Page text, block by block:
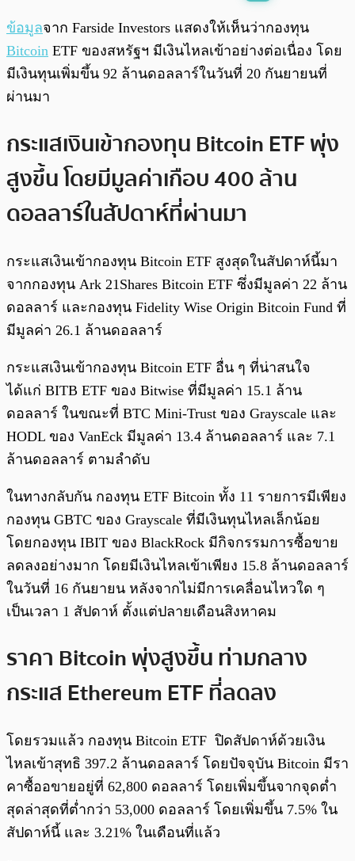
ข้อมูลจาก Farside Investors แสดงให้เห็นว่ากองทุน
Bitcoin ETF ของสหรัฐฯ มีเงินไหลเข้าอย่างต่อเนื่อง โดย
มีเงินทุนเพิ่มขึ้น 92 ล้านดอลลาร์ในวันที่ 20 กันยายนที่
ผ่านมา
กระแสเงินเข้ากองทุน Bitcoin ETF พุ่ง
สูงขึ้น โดยมีมูลค่าเกือบ 400 ล้าน
ดอลลาร์ในสัปดาห์ที่ผ่านมา
กระแสเงินเข้ากองทุน Bitcoin ETF สูงสุดในสัปดาห์นี้มา
จากกองทุน Ark 21Shares Bitcoin ETF ซึ่งมีมูลค่า 22 ล้าน
ดอลลาร์ และกองทุน Fidelity Wise Origin Bitcoin Fund ที่
มีมูลค่า 26.1 ล้านดอลลาร์
กระแสเงินเข้ากองทุน Bitcoin ETF อื่น ๆ ที่น่าสนใจ
ได้แก่ BITB ETF ของ Bitwise ที่มีมูลค่า 15.1 ล้าน
ดอลลาร์ ในขณะที่ BTC Mini-Trust ของ Grayscale และ
HODL ของ VanEck มีมูลค่า 13.4 ล้านดอลลาร์ และ 7.1
ล้านดอลลาร์ ตามลำดับ
ในทางกลับกัน กองทุน ETF Bitcoin ทั้ง 11 รายการมีเพียง
กองทุน GBTC ของ Grayscale ที่มีเงินทุนไหลเล็กน้อย
โดยกองทุน IBIT ของ BlackRock มีกิจกรรมการซื้อขาย
ลดลงอย่างมาก โดยมีเงินไหลเข้าเพียง 15.8 ล้านดอลลาร์
ในวันที่ 16 กันยายน หลังจากไม่มีการเคลื่อนไหวใด ๆ
เป็นเวลา 1 สัปดาห์ ตั้งแต่ปลายเดือนสิงหาคม
ราคา Bitcoin พุ่งสูงขึ้น ท่ามกลาง
กระแส Ethereum ETF ที่ลดลง
โดยรวมแล้ว กองทุน Bitcoin ETF ปิดสัปดาห์ด้วยเงิน
ไหลเข้าสุทธิ 397.2 ล้านดอลลาร์ โดยปัจจุบัน Bitcoin มีรา
คาซื้ออขายอยู่ที่ 62,800 ดอลลาร์ โดยเพิ่มขึ้นจากจุดต่ำ
สุดล่าสุดที่ต่ำกว่า 53,000 ดอลลาร์ โดยเพิ่มขึ้น 7.5% ใน
สัปดาห์นี้ และ 3.21% ในเดือนที่แล้ว